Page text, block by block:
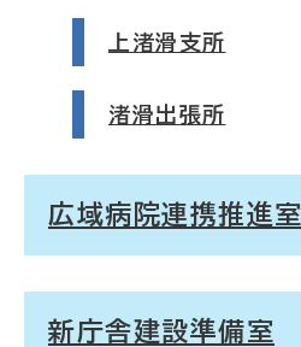
上渚滑支所
渚滑出張所
広域病院連携推進室
新庁舎建設準備室